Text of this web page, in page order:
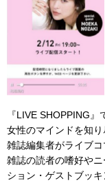
『LIVE SHOPPING
女性のマインドを知
雑誌編集者がライブ
雑誌の読者の嗜好や
ション・ゲストブッ